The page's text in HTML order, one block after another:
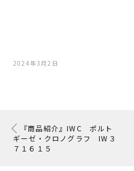
2024年3月2日
『商品紹介』IWC ポルト
ギーゼ・クロノグラフ IW３
７１６１５